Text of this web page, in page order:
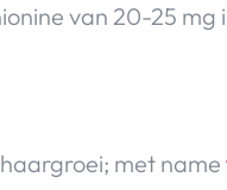
van 20-25 mg
met name